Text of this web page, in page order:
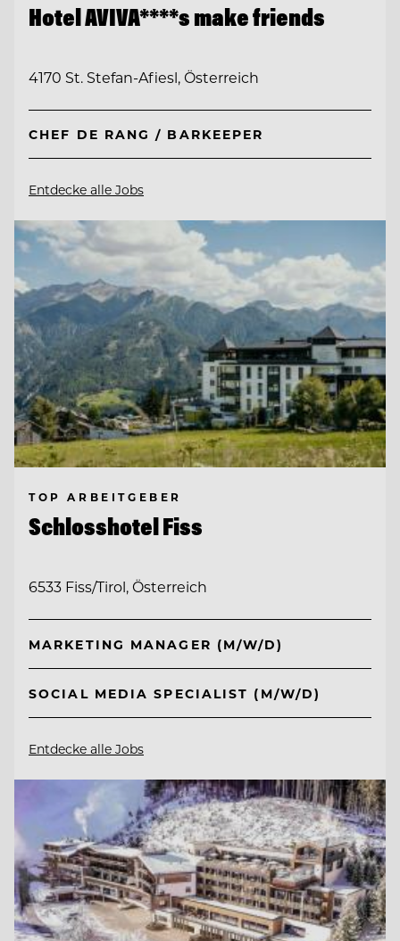
Hotel AVIVA****s make friends
4170 St. Stefan-Afiesl, Österreich
CHEF DE RANG / BARKEEPER
Entdecke alle Jobs
TOP ARBEITGEBER
Schlosshotel Fiss
6533 Fiss/Tirol, Österreich
MARKETING MANAGER (M/W/D)
SOCIAL MEDIA SPECIALIST (M/W/D)
Entdecke alle Jobs